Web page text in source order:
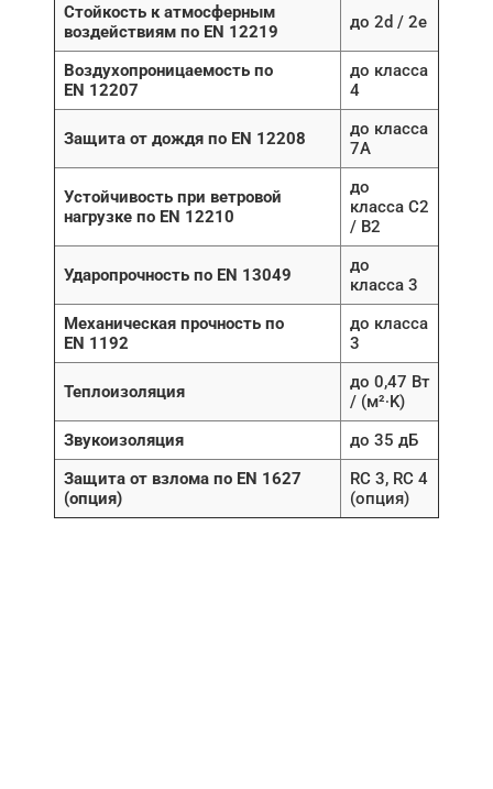
Стойкость к атмосферным
воздействиям по EN 12219
до 2d / 2e
Воздухопроницаемость по
EN 12207
до класса
4
Защита от дождя по EN 12208
до класса
7A
Устойчивость при ветровой
нагрузке по EN 12210
до
класса C2
/ B2
Ударопрочность по EN 13049
до
класса 3
Механическая прочность по
EN 1192
до класса
3
Теплоизоляция
до 0,47 Вт
/ (м²∙K)
Звукоизоляция
до 35 дБ
Защита от взлома по EN 1627
(опция)
RC 3, RC 4
(опция)